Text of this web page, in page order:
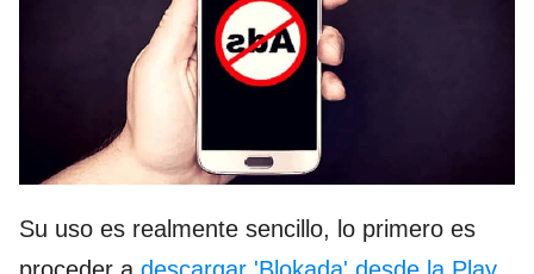
Su uso es realmente sencillo, lo primero es